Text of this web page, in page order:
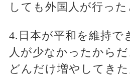
しても外国人が行った
4.日本が平和を維持で
人が少なかったから
どんだけ増やしてき